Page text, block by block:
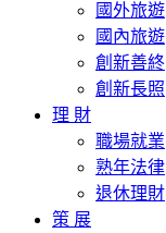
國外旅遊
國內旅遊
創新善終
創新長照
理 財
職場就業
熟年法律
退休理財
策 展